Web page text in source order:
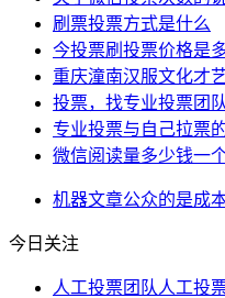
​刷票投票方式是什么
今投票刷投票价格是
重庆潼南汉服文化才
投票，找专业投票团
专业投票与自己拉票
微信阅读量多少钱一
机器文章公众的是成
今日关注
人工投票团队人工投